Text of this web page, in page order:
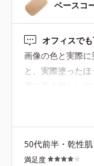
ベースコ
オフィスで
画像の色と実際
と、実際塗った
麗に見え嬉しい
それでも綺麗に
50代前半・乾性肌
満足度